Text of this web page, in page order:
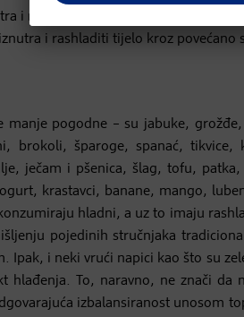
i rashladiti tijelo kroz povećano
manje pogodne – su jabuke,
brokoli, šparoge, spanać,
ječam i pšenica, šlag, tofu,
krastavci, banane, mango,
hladni, a uz to imaju
pojedinih stručnjaka
Ipak, i neki vrući napici kao što su
hlađenja. To, naravno, ne znači
izbalansiranost unosom